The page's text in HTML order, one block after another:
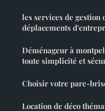
les services de
déplacements
Déménageur à
toute simplicité et
Choisir votre pare-
Location de déco